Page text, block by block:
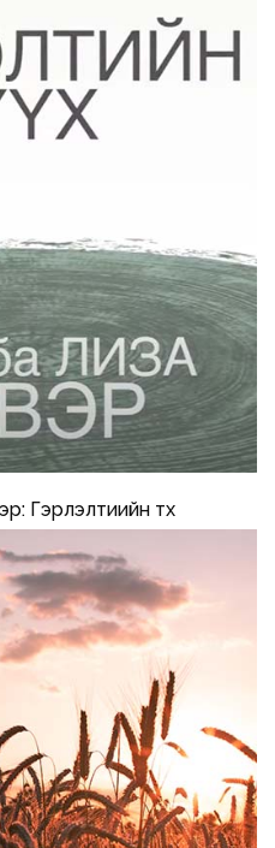
Гэрлэлтиийн түүх